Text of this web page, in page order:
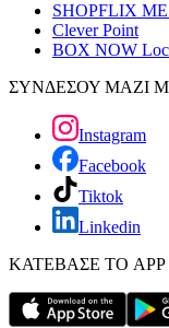
SHOPFLIX
Clever Point
BOX NOW
ΣΥΝΔΕΣΟΥ ΜΑΖΙ
Instagram
Facebook
Tiktok
Linkedin
ΚΑΤΕΒΑΣΕ ΤΟ APP